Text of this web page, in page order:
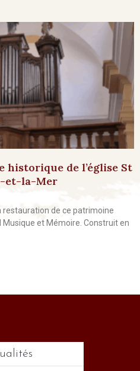
historique de l’église St
et-la-Mer
restauration de ce patrimoine
Musique et Mémoire. Construit en